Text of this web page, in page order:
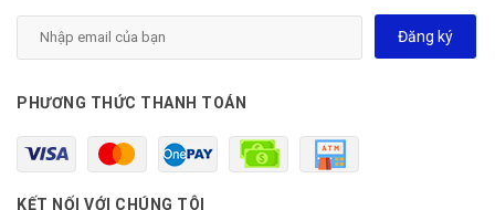
Đăng ký
PHƯƠNG THỨC THANH TOÁN
KẾT NỐI VỚI CHÚNG TÔI